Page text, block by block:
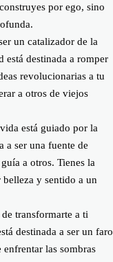
por ego, sino
un catalizador de la
destinada a romper
revolucionarias a tu
a otros de viejos
está guiado por la
a ser una fuente de
a otros. Tienes la
y sentido a un
transformarte a ti
destinada a ser un faro
las sombras